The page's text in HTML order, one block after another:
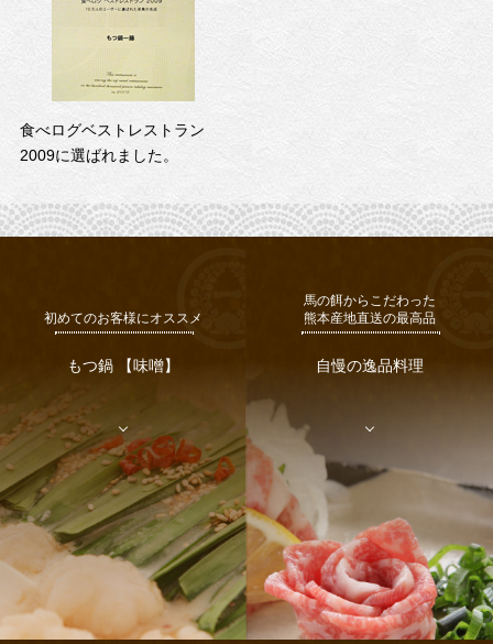
食べログベストレストラン
2009に選ばれました。
初めてのお客様にオススメ
もつ鍋 【味噌】
馬の餌からこだわった
熊本産地直送の最高品
自慢の逸品料理